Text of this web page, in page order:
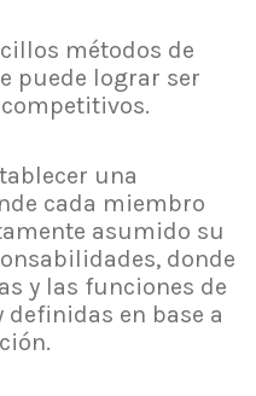
métodos de
puede lograr ser
una
cada miembro
asumido su
donde
y las funciones de
en base a